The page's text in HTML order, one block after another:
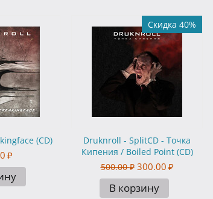
(CD)
₽
Скидка 40%
Druknroll - SplitCD - Точка
Кипения / Boiled Point (CD)
500.00 ₽ 300.00 ₽
В корзину